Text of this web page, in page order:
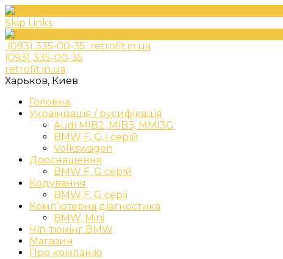
Skip Links
(093) 335-00-35 retrofit.in.ua
(093) 335-00-35
retrofit.in.ua
Харьков, Киев
Головна
Українізація / русифікація
Audi MIB2, MIB3, MMI3G
BMW F, G, i серій
Volkswagen
Дооснащення
BMW F, G серій
Кодування
BMW F, G серії
Комп’ютерна діагностика
BMW, Mini
Чіп-тюнінг BMW
Магазин
Про компанію